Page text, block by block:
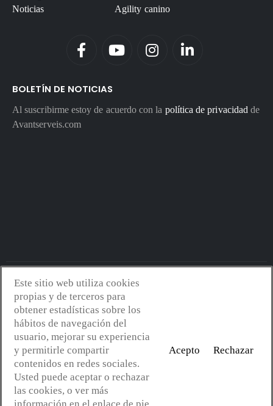
Noticias
Agility canino
BOLETÍN DE NOTICIAS
Al suscribirme estoy de acuerdo con la política de privacidad de
Avantserveis.com
Avantserveis.com -Aviso legal - GDPR
Política de cookies
- Política de calidad y medio ambiente
web:Mejorconweb
Este sitio web utiliza cookies
propias y de terceros para
obtener estadísticas sobre los
hábitos de navegación del
usuario, mejorar su experiencia
y permitirle compartir
contenidos en redes sociales.
Usted puede aceptar o rechazar
las cookies, o ver más
Acepto Rechazar